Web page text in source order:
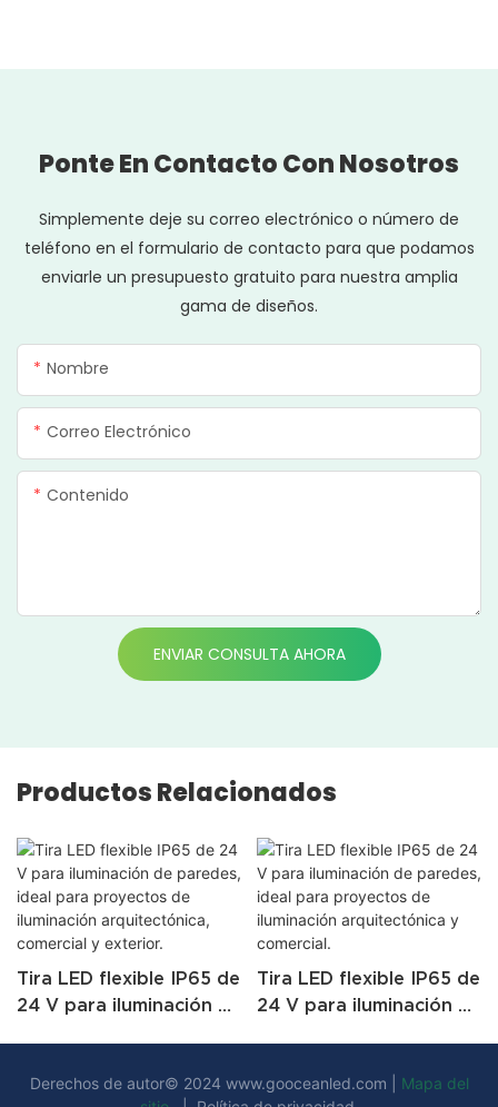
Ponte En Contacto Con Nosotros
Simplemente deje su correo electrónico o número de
teléfono en el formulario de contacto para que podamos
enviarle un presupuesto gratuito para nuestra amplia
gama de diseños.
Nombre
Correo Electrónico
Contenido
ENVIAR CONSULTA AHORA
Productos Relacionados
Tira LED flexible IP65 de
24 V para iluminación de
iluminación
Tira LED flexible IP65 de
24 V para iluminación de
iluminación
Derechos de autor© 2024 www.gooceanled.com
Mapa del